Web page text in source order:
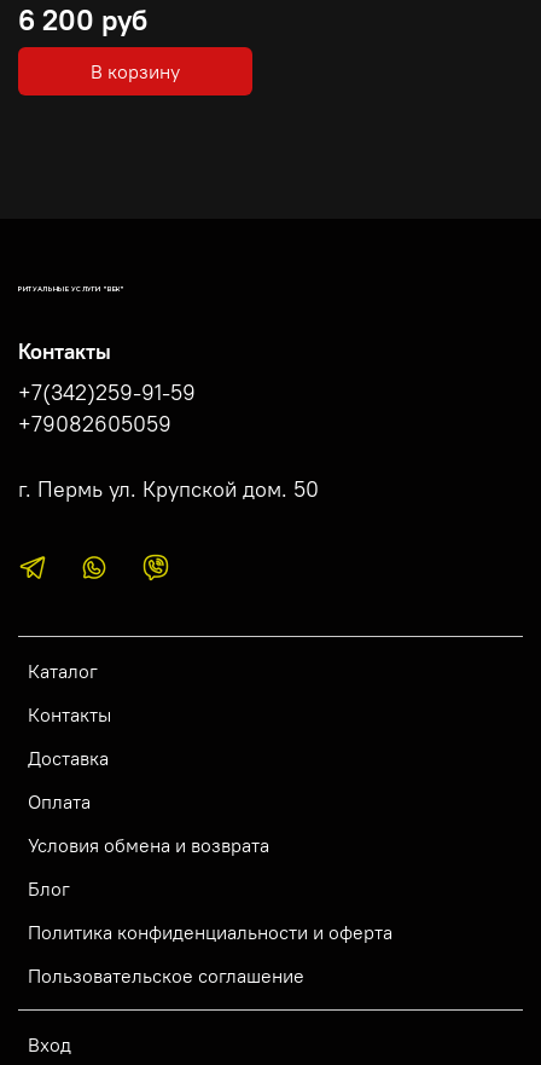
6 200 руб
В корзину
РИТУАЛЬНЫЕ УСЛУГИ "ВЕК"
Каталог
Контакты
Доставка
Оплата
Условия обмена и возврата
Блог
Политика конфиденциальности и оферта
Пользовательское соглашение
Вход
Контакты
+7(342)259-91-59
+79082605059
г. Пермь ул. Крупской дом. 50